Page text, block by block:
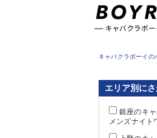
キャバクラボーイの
エリア別に
銀座のキ
メンズナイト